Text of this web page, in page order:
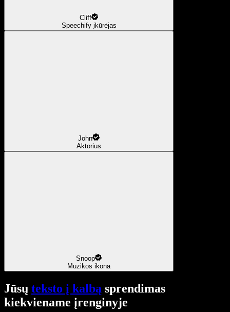
Cliff
Speechify įkūrėjas
John
Aktorius
Snoop
Muzikos ikona
Jūsų teksto į kalbą sprendimas
kiekviename įrenginyje